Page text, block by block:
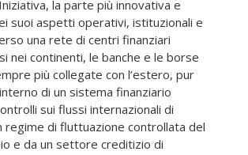
la parte più innovativa e
suoi aspetti operativi, istituzionali e
una rete di centri finanziari
nei continenti, le banche e le borse
più collegate con l’estero, pur
di un sistema finanziario
sui flussi internazionali di
regime di fluttuazione controllata del
e da un settore creditizio di